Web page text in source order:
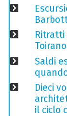
Ritratti
Toirano
Saldi
Dieci
il ciclo